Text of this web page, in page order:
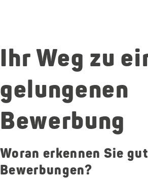
Ihr Weg zu
gelungenen
Bewerbung
Woran erkennen Sie
Bewerbungen?